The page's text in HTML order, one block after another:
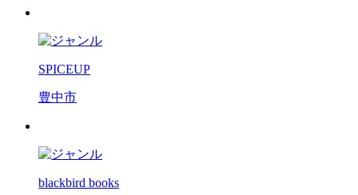
SPICEUP
豊中市
blackbird books